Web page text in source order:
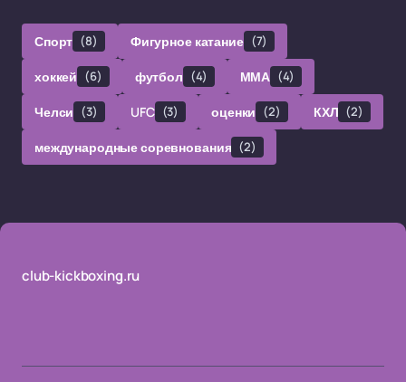
Спорт (8) Фигурное катание (7)
хоккей (6) футбол (4) ММА (4)
Челси (3) UFC (3) оценки (2) КХЛ (2)
международные соревнования (2)
club-kickboxing.ru